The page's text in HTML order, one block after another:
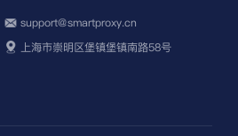
support@smartproxy.cn
上海市崇明区堡镇堡镇南路58号